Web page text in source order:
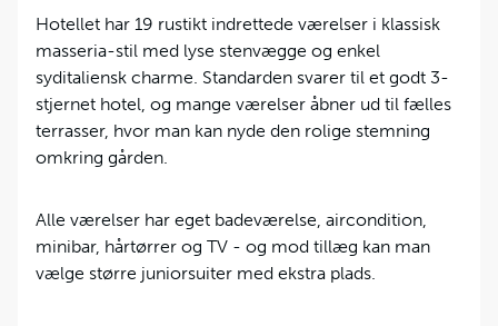
Hotellet har 19 rustikt indrettede værelser i klassisk
masseria-stil med lyse stenvægge og enkel
syditaliensk charme. Standarden svarer til et godt 3-
stjernet hotel, og mange værelser åbner ud til fælles
terrasser, hvor man kan nyde den rolige stemning
omkring gården.
Alle værelser har eget badeværelse, aircondition,
minibar, hårtørrer og TV - og mod tillæg kan man
vælge større juniorsuiter med ekstra plads.